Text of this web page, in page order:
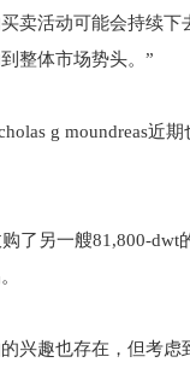
卖活动可能会持续下
整体市场势头。”
g moundreas近
了另一艘81,800-
兴趣也存在，但考